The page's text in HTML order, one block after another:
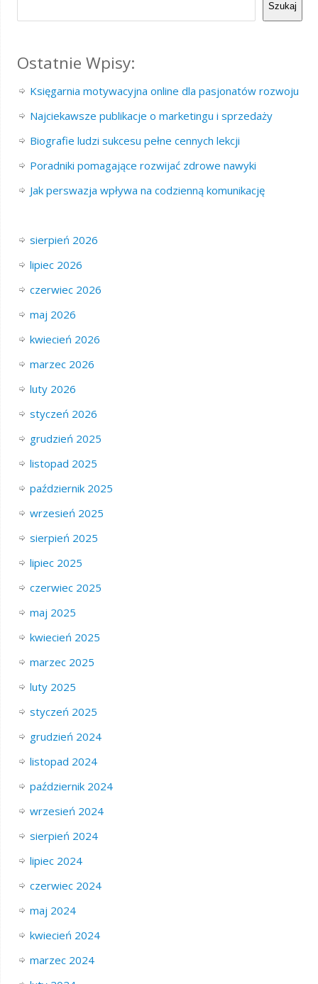
Szukaj
Ostatnie Wpisy:
Księgarnia motywacyjna online dla pasjonatów rozwoju
Najciekawsze publikacje o marketingu i sprzedaży
Biografie ludzi sukcesu pełne cennych lekcji
Poradniki pomagające rozwijać zdrowe nawyki
Jak perswazja wpływa na codzienną komunikację
sierpień 2026
lipiec 2026
czerwiec 2026
maj 2026
kwiecień 2026
marzec 2026
luty 2026
styczeń 2026
grudzień 2025
listopad 2025
październik 2025
wrzesień 2025
sierpień 2025
lipiec 2025
czerwiec 2025
maj 2025
kwiecień 2025
marzec 2025
luty 2025
styczeń 2025
grudzień 2024
listopad 2024
październik 2024
wrzesień 2024
sierpień 2024
lipiec 2024
czerwiec 2024
maj 2024
kwiecień 2024
marzec 2024